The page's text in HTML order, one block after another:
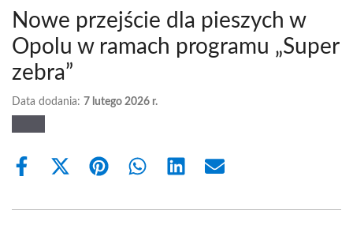
Nowe przejście dla pieszych w
Opolu w ramach programu „Super
zebra”
Data dodania: 7 lutego 2026 r.
Share
Share
(Twitter)
Share Share Share Share